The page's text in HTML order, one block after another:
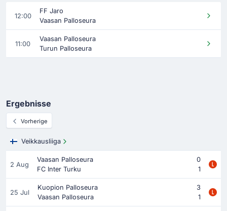
12:00
FF Jaro
Vaasan Palloseura
11:00
Vaasan Palloseura
Turun Palloseura
Ergebnisse
Vorherige
Veikkausliiga
2 Aug
Vaasan Palloseura
0
FC Inter Turku
1
25 Jul
Kuopion Palloseura
3
Vaasan Palloseura
1